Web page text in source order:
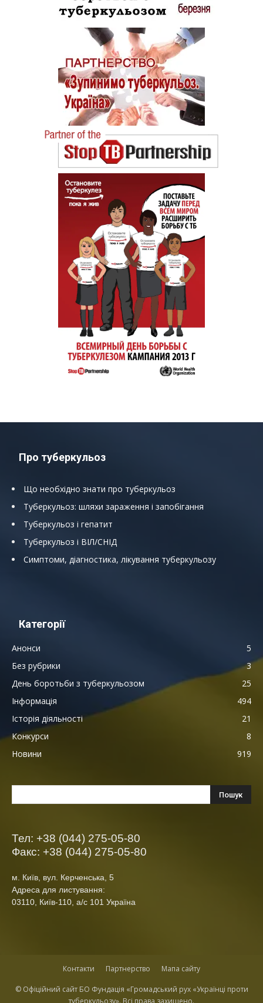
Про туберкульоз
Що необхідно знати про туберкульоз
Туберкульоз: шляхи зараження і запобігання
Туберкульоз і гепатит
Туберкульоз і ВІЛ/СНІД
Симптоми, діагностика, лікування туберкульозу
Категорії
Анонси
5
Без рубрики
3
День боротьби з туберкульозом
25
Інформація
494
Історія діяльності
21
Конкурси
8
Новини
919
Тел: +38 (044) 275-05-80
Факс: +38 (044) 275-05-80
м. Київ, вул. Керченська, 5
Адреса для листування:
03110, Київ-110, а/с 101 Україна
Контакти Партнерство Мапа сайту
© Офіційний сайт БО Фундація «Громадський рух «Українці проти
туберкульозу». Всі права захищено.